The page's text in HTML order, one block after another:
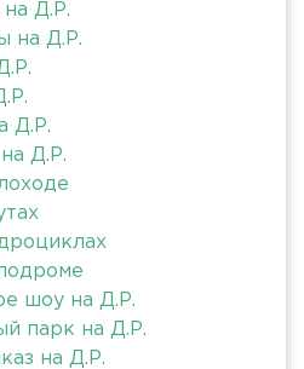
Д.Р.
на Д.Р.
Д.Р.
Д.Р.
шоу на Д.Р.
парк на Д.Р.
на Д.Р.